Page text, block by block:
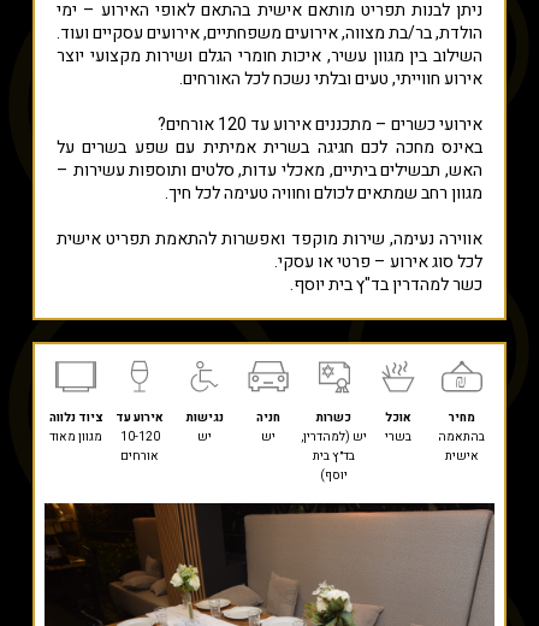
ניתן לבנות תפריט מותאם אישית בהתאם לאופי האירוע – ימי
הולדת, בר/בת מצווה, אירועים משפחתיים, אירועים עסקיים ועוד.
השילוב בין מגוון עשיר, איכות חומרי הגלם ושירות מקצועי יוצר
אירוע חווייתי, טעים ובלתי נשכח לכל האורחים.
אירועי כשרים – מתכננים אירוע עד 120 אורחים?
באינס מחכה לכם חגיגה בשרית אמיתית עם שפע בשרים על
האש, תבשילים ביתיים, מאכלי עדות, סלטים ותוספות עשירות –
מגוון רחב שמתאים לכולם וחוויה טעימה לכל חיך.
אווירה נעימה, שירות מוקפד ואפשרות להתאמת תפריט אישית
לכל סוג אירוע – פרטי או עסקי.
כשר למהדרין בד"ץ בית יוסף.
מחיר אוכל כשרות חניה נגישות אירוע עד
ציוד נלווה
בהתאמה
אישית
בשרי
יש (למהדרין,
בד״ץ בית
יוסף)
יש יש
10-120
אורחים
מגוון מאוד